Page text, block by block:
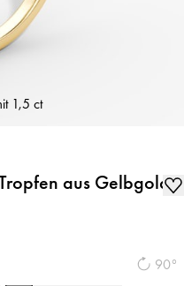
1,5 ct
aus Gelbgold
90°